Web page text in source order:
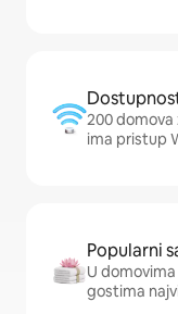
200 domova
ima pristup
Popularni
U
gostima